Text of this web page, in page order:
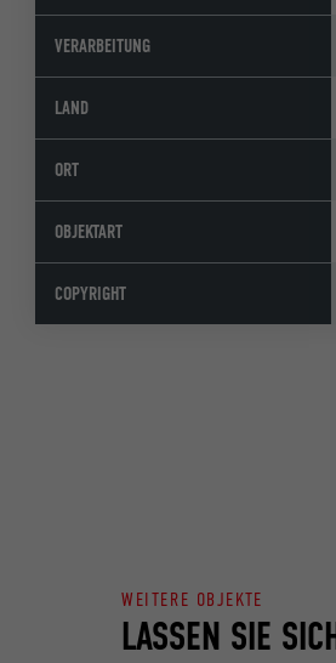
VERARBEITUNG
LAND
ORT
OBJEKTART
COPYRIGHT
LASSEN SIE
WEITERE OBJEKTE